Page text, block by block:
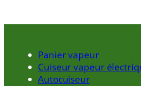
Panier vapeur
Cuiseur vapeur
Autocuiseur